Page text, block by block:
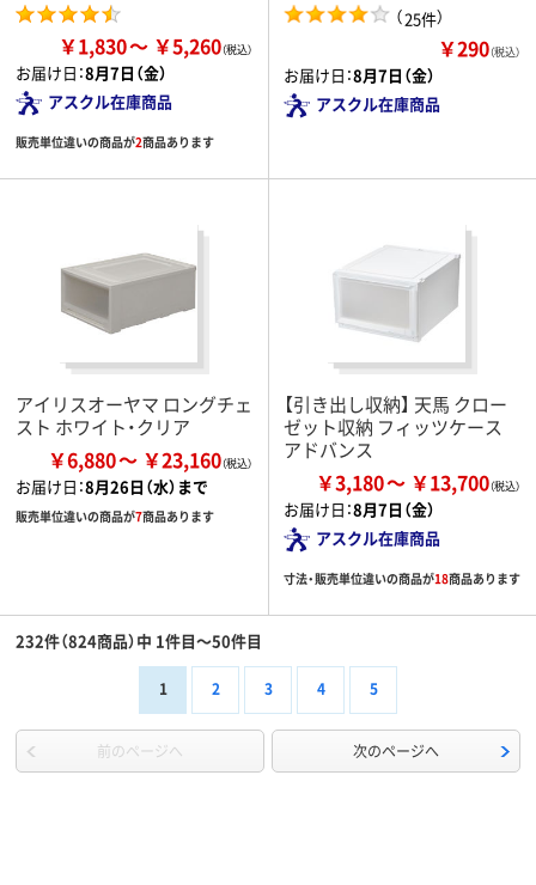
￥1,830 ￥5,260
お届け日：8月7日（金）
アスクル在庫商品
販売単位違いの商品が2商品あります
（25件）
￥290（税込）
お届け日：8月7日（金）
アスクル在庫商品
アイリスオーヤマ ロングチェ
スト ホワイト・クリア
￥6,880 ￥23,160
お届け日：8月26日（水）まで
販売単位違いの商品が7商品あります
【引き出し収納】 天馬 クロー
ゼット収納 フィッツケース
アドバンス
￥3,180 ￥13,700
お届け日：8月7日（金）
アスクル在庫商品
寸法・販売単位違いの商品が18商品あります
232件（824商品）中 1件目～50件目
1 2 3 4 5
前のページへ 次のページへ